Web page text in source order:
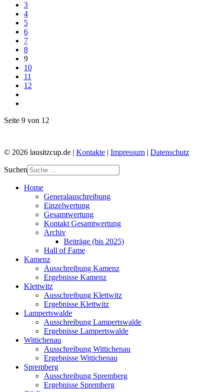
3
4
5
6
7
8
9
10
11
12
Seite 9 von 12
© 2026 lausitzcup.de | Kontakte | Impressum | Datenschutz
Suchen
Home
Generalauschreibung
Einzelwertung
Gesamtwertung
Kontakt Gesamtwertung
Archiv
Beiträge (bis 2025)
Hall of Fame
Kamenz
Ausschreibung Kamenz
Ergebnisse Kamenz
Klettwitz
Ausschreibung Klettwitz
Ergebnisse Klettwitz
Lampertswalde
Ausschreibung Lampertswalde
Ergebnisse Lampertswalde
Wittichenau
Ausschreibung Wittichenau
Ergebnisse Wittichenau
Spremberg
Ausschreibung Spremberg
Ergebnisse Spremberg